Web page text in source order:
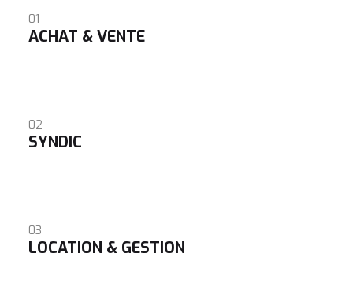
01
ACHAT & VENTE
02
SYNDIC
03
LOCATION & GESTION